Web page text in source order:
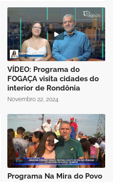
VÍDEO: Programa do
FOGAÇA visita cidades do
interior de Rondônia
Novembro 22, 2024
Programa Na Mira do Povo